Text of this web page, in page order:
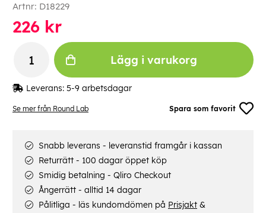
Se mer från Round Lab Spara som favorit
Artnr: D18229
226 kr
Lägg i varukorg
Leverans: 5-9 arbetsdagar
Snabb leverans - leveranstid framgår i kassan
Returrätt - 100 dagar öppet köp
Smidig betalning - Qliro Checkout
Ångerrätt - alltid 14 dagar
Pålitliga - läs kundomdömen på Prisjakt &